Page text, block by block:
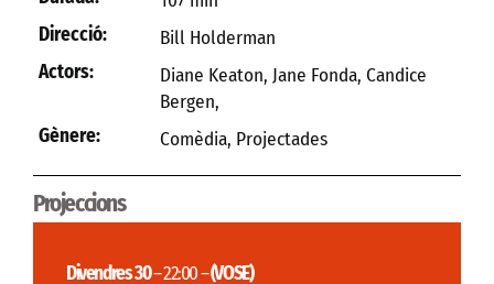
Direcció:
Bill Holderman
Actors:
Diane Keaton, Jane Fonda, Candice
Bergen,
Gènere:
Comèdia, Projectades
Projeccions
Divendres 30– 22:00 –(VOSE)